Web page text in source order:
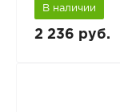
В наличии
2 236 руб.